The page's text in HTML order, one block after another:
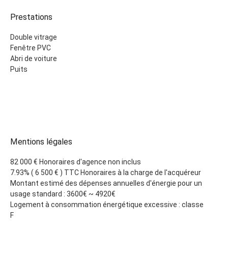
Prestations
Double vitrage
Fenêtre PVC
Abri de voiture
Puits
Mentions légales
82 000 € Honoraires d'agence non inclus
7.93% ( 6 500 € ) TTC Honoraires à la charge de l'acquéreur
Montant estimé des dépenses annuelles d'énergie pour un
usage standard : 3600€ ~ 4920€
Logement à consommation énergétique excessive : classe
F